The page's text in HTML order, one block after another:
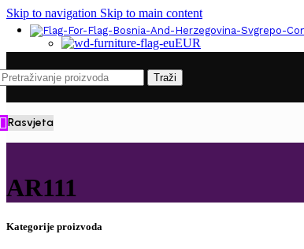
Skip to navigation Skip to main content
EUR
Traži
Rasvjeta
AR111
Kategorije proizvoda